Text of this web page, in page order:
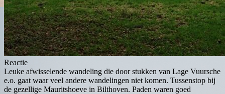
Reactie
Leuke afwisselende wandeling die door stukken van Lage Vuursche
e.o. gaat waar veel andere wandelingen niet komen. Tussenstop bij
de gezellige Mauritshoeve in Bilthoven. Paden waren goed